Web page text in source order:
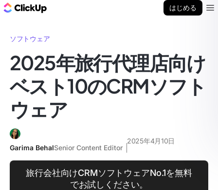
はじめる
ソフトウェア
2025年旅行代理店向け
ベスト10のCRMソフト
ウェア
Garima BehalSenior Content Editor
2025年4月10日
旅行会社向けCRMソフトウェアNo.1を無料
でお試しください。